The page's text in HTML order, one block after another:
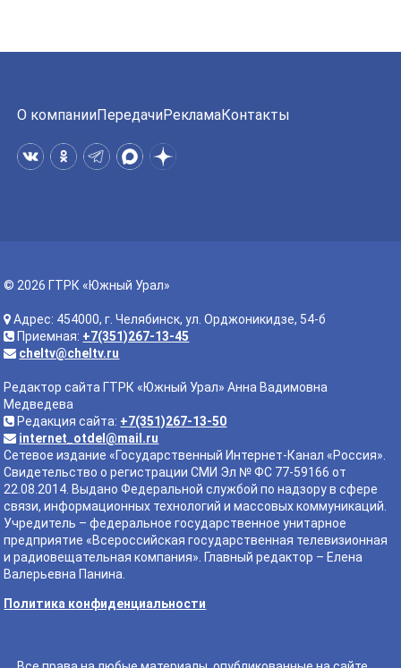
О компанииПередачиРекламаКонтакты
© 2026 ГТРК «Южный Урал»
Адрес: 454000, г. Челябинск, ул. Орджоникидзе, 54-б
Приемная: +7(351)267-13-45
cheltv@cheltv.ru
Редактор сайта ГТРК «Южный Урал» Анна Вадимовна
Медведева
Редакция сайта: +7(351)267-13-50
internet_otdel@mail.ru
Сетевое издание «Государственный Интернет-Канал «Россия».
Свидетельство о регистрации СМИ Эл № ФС 77-59166 от
22.08.2014. Выдано Федеральной службой по надзору в сфере
связи, информационных технологий и массовых коммуникаций.
Учредитель – федеральное государственное унитарное
предприятие «Всероссийская государственная телевизионная
и радиовещательная компания». Главный редактор – Елена
Валерьевна Панина.
Политика конфиденциальности